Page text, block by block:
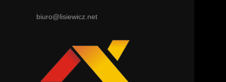
biuro@lisiewicz.net